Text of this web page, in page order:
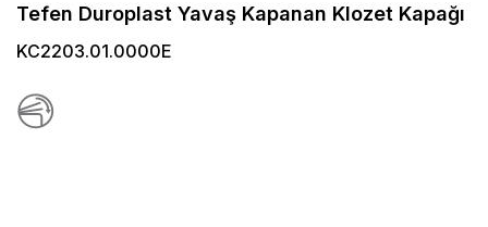
Tefen Duroplast Yavaş Kapanan Klozet Kapağı
KC2203.01.0000E